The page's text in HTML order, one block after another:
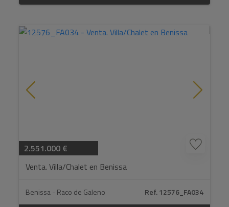
2.551.000 €
Venta. Villa/Chalet en Benissa
Benissa - Raco de Galeno Ref. 12576_FA034